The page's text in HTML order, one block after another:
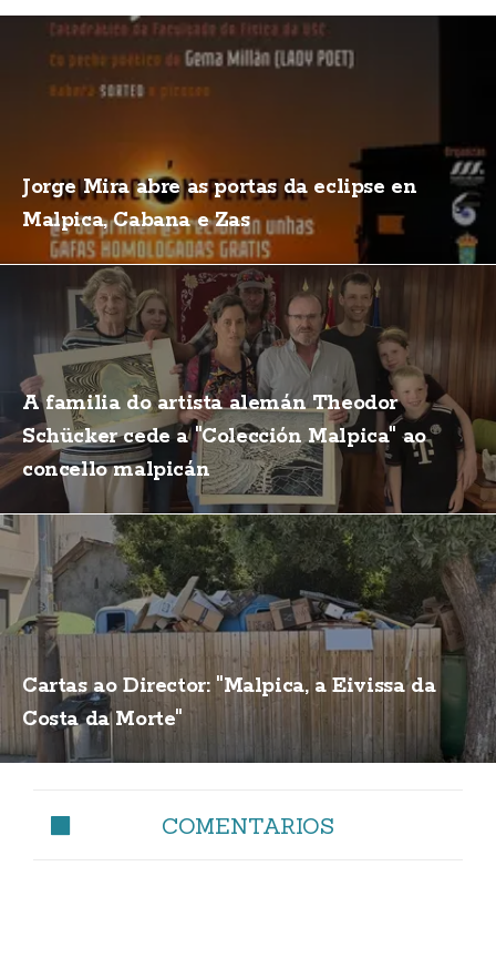
Jorge Mira abre as portas da eclipse en
Malpica, Cabana e Zas
A familia do artista alemán Theodor
Schücker cede a "Colección Malpica" ao
concello malpicán
Cartas ao Director: "Malpica, a Eivissa da
Costa da Morte"
COMENTARIOS